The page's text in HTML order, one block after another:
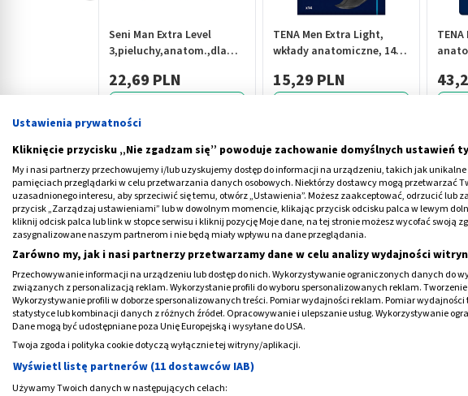
Seni Man Extra Level
3,pieluchy,anatom.,dla
22,69 PLN
TENA Men Extra Light,
wkłady anatomiczne, 14
15,29 PLN
Czym jest torebka stawowa?
Torebka stawowato po łaciniecapsula articularis . Stanowi
stawowe kości, jest zatem swoistą osłoną dla stawu.
stawie:
kolanowym,
skokowym,
łokciowym,
nadgarstkowym, itd.
Ustawienia prywatności
Kliknięcie przycisku „Nie zgadzam się” powoduje zachowanie domyślnych ustawień
My i nasi partnerzy przechowujemy i/lub uzyskujemy dostęp do informacji na urządzeniu, takich jak
pamięciach przeglądarki w celu przetwarzania danych osobowych. Niektórzy dostawcy mogą przetwarzać
uzasadnionego interesu, aby sprzeciwić się temu, otwórz „Ustawienia”. Możesz zaakceptować, odrzucić
przycisk „Zarządzaj ustawieniami” lub w dowolnym momencie, klikając przycisk odcisku palca w lewym
kliknij odcisk palca lub link w stopce serwisu i kliknij pozycję Moje dane, na tej stronie możesz wycofać swoją
zasygnalizowane naszym partnerom i nie będą miały wpływu na dane przeglądania.
Zarówno my, jak i nasi partnerzy przetwarzamy dane w celu analizy wydajności
Przechowywanie informacji na urządzeniu lub dostęp do nich. Wykorzystywanie ograniczonych danych do
związanych z personalizacją reklam. Wykorzystanie profili do wyboru spersonalizowanych reklam.
Wykorzystywanie profili w doborze spersonalizowanych treści. Pomiar wydajności reklam. Pomiar
statystyce lub kombinacji danych z różnych źródeł. Opracowywanie i ulepszanie usług. Wykorzystywanie
Dane mogą być udostępniane poza Unię Europejską i wysyłane do USA.
Twoja zgoda i polityka cookie dotyczą wyłącznie tej witryny/aplikacji.
Wyświetl listę partnerów (11 dostawców IAB)
Używamy Twoich danych w następujących celach: